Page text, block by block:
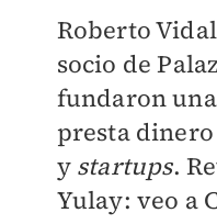
​Roberto
socio de
fundaron
presta
y startups.
Yulay: veo a